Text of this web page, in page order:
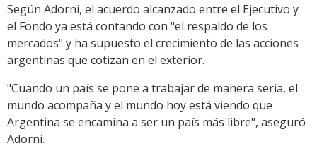
Según Adorni, el acuerdo alcanzado entre el Ejecutivo y
el Fondo ya está contando con "el respaldo de los
mercados" y ha supuesto el crecimiento de las acciones
argentinas que cotizan en el exterior.
"Cuando un país se pone a trabajar de manera seria, el
mundo acompaña y el mundo hoy está viendo que
Argentina se encamina a ser un país más libre", aseguró
Adorni.